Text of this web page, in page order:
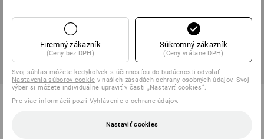
dámska
3/4 rukáv
5
Firemný zákazník
(Ceny bez DPH)
Súkromný zákazník
(Ceny vrátane DPH)
Svoj súhlas môžete kedykoľvek s účinnosťou do budúcnosti odvolať
Nastavenia súborov cookie v našich zásadách ochrany osobných údajov. Svoj
výber si môžete individuálne upraviť v časti „Nastaviť cookies“.
Pre viac informácií pozri Vyhlásenie o ochrane údajov.
Nastaviť cookies